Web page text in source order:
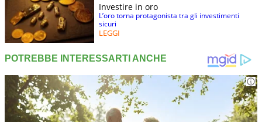
Investire in oro
L’oro torna protagonista tra gli investimenti
sicuri
LEGGI